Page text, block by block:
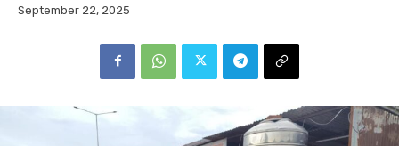
September 22, 2025